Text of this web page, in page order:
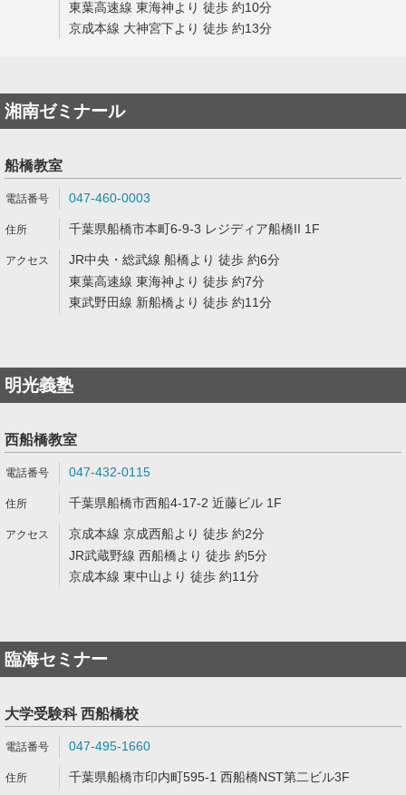
東葉高速線 東海神より 徒歩 約10分
京成本線 大神宮下より 徒歩 約13分
湘南ゼミナール
船橋教室
047-460-0003
千葉県船橋市本町6-9-3 レジディア船橋II 1F
JR中央・総武線 船橋より 徒歩 約6分
東葉高速線 東海神より 徒歩 約7分
東武野田線 新船橋より 徒歩 約11分
明光義塾
西船橋教室
047-432-0115
千葉県船橋市西船4-17-2 近藤ビル 1F
京成本線 京成西船より 徒歩 約2分
JR武蔵野線 西船橋より 徒歩 約5分
京成本線 東中山より 徒歩 約11分
臨海セミナー
大学受験科 西船橋校
047-495-1660
千葉県船橋市印内町595-1 西船橋NST第二ビル3F